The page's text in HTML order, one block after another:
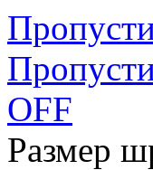
OFF
Размер